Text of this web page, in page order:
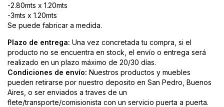
-2.80mts x 1.20mts
-3mts x 1.20mts
Se puede fabricar a medida.
Plazo de entrega: Una vez concretada tu compra, si el
producto no se encuentra en stock, el envío o entrega será
realizado en un plazo máximo de 20/30 días.
Condiciones de envío: Nuestros productos y muebles
pueden retirarse por nuestro deposito en San Pedro, Buenos
Aires, o ser enviados a traves de un
flete/transporte/comisionista con un servicio puerta a puerta.